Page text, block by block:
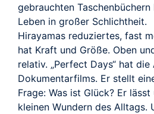
gebrauchten
Leben in großer Schlichtheit.
Hirayamas reduziertes, fast
hat Kraft und Größe. Oben
relativ. „Perfect Days“ hat
Dokumentarfilms. Er stellt
Frage: Was ist Glück? Er
kleinen Wundern des Alltags.